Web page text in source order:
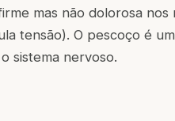
mas não dolorosa
tensão). O pescoço é
sistema nervoso.